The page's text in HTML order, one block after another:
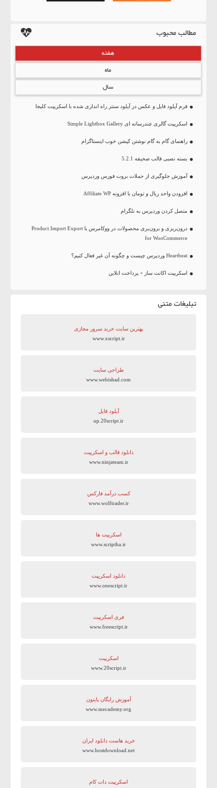
مطالب محبوب
هفته
ماه
سال
فرم آپلود فایل و عکس در آپلود سنتر راه اندازی شده با اسکریپت کلیجا
اسکریپت گالری چندرسانه ای Simple Lightbox Gallery
راهنمای گام به گام نوشتن کپشن خوب اینستاگرام
بسته نصبی قالب صحیفه 5.2.1
آموزش جلوگیری از حملات بروت فورس وردپرس
افزودن واحد ریال و تومان با افزونه Affiliate WP
متصل کردن وردپرس به تلگرام
درون‌ریزی و برون‌بری محصولات در ووکامرس با Product Import Export
for WooCommerce
Heartbeat وردپرس چیست و چگونه آن غیر فعال کنیم؟
اسکریپت اکانت ساز + پرداخت انلاین
تبلیغات متنی
بهترین سایت‌ خرید سرور مجازی
www.xscript.ir
طراحی سایت
www.webishad.com
آپلود فایل
up.20script.ir
دانلود قالب و اسکریپت
www.ninjateam.ir
کسب درآمد فارکس
www.wolftrader.ir
اسکریپت ها
www.scriptha.ir
دانلود اسکریپت
www.onescript.ir
فری اسکریپت
www.freescript.ir
اسکریپت
www.20script.ir
آموزش رایگان پایتون
www.mecademy.org
خرید هاست دانلود ایران
www.hostdownload.net
اسکریپت دات کام